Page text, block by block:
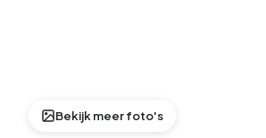
Bekijk meer foto's